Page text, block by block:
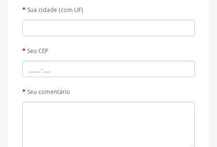
Sua cidade (com UF)
Seu CEP
Seu comentário